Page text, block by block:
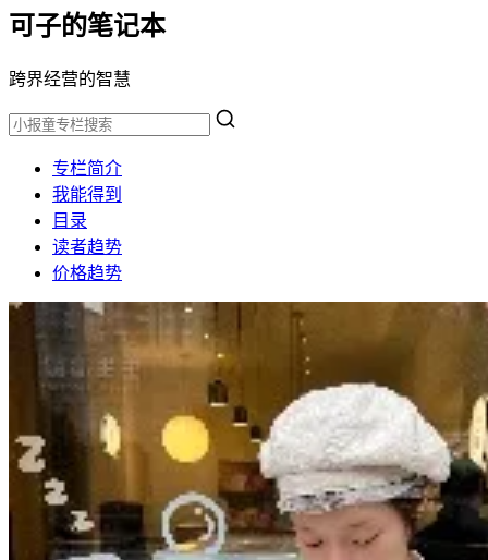
可子的笔记本
跨界经营的智慧
专栏简介
我能得到
目录
读者趋势
价格趋势